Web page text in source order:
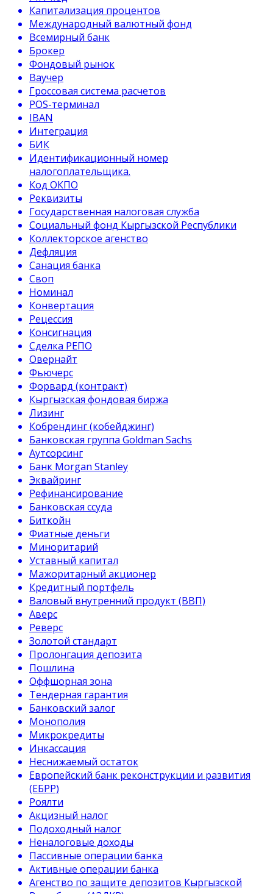
Капитализация процентов
Международный валютный фонд
Всемирный банк
Брокер
Фондовый рынок
Ваучер
Гроссовая система расчетов
POS-терминал
IBAN
Интеграция
БИК
Идентификационный номер
налогоплательщика.
Код ОКПО
Реквизиты
Государственная налоговая служба
Социальный фонд Кыргызской Республики
Коллекторское агенство
Дефляция
Санация банка
Своп
Номинал
Конвертация
Рецессия
Консигнация
Сделка РЕПО
Овернайт
Фьючерс
Форвард (контракт)
Кыргызская фондовая биржа
Лизинг
Кобрендинг (кобейджинг)
Банковская группа Goldman Sachs
Аутсорсинг
Банк Morgan Stanley
Эквайринг
Рефинансирование
Банковская ссуда
Биткойн
Фиатные деньги
Миноритарий
Уставный капитал
Мажоритарный акционер
Кредитный портфель
Валовый внутренний продукт (ВВП)
Аверс
Реверс
Золотой стандарт
Пролонгация депозита
Пошлина
Оффшорная зона
Тендерная гарантия
Банковский залог
Монополия
Микрокредиты
Инкассация
Неснижаемый остаток
Европейский банк реконструкции и развития
(ЕБРР)
Роялти
Акцизный налог
Подоходный налог
Неналоговые доходы
Пассивные операции банка
Активные операции банка
Агенство по защите депозитов Кыргызской